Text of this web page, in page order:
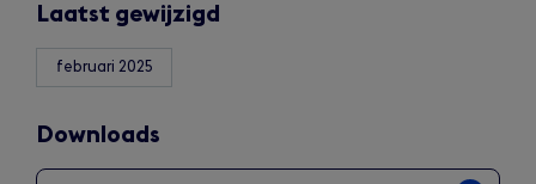
Laatst gewijzigd
februari 2025
Downloads